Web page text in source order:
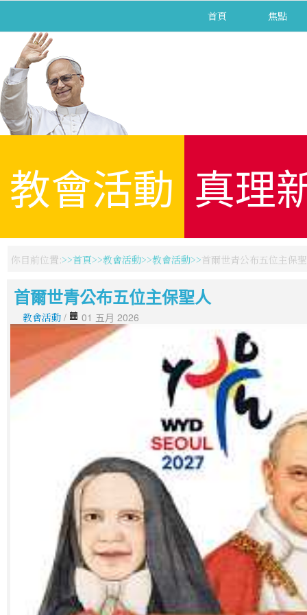
首頁 焦點
教會活動 真理
你目前位置: 首頁 教會活動 教會活動 首爾世青公布五位主保
首爾世青公布五位主保聖人
教會活動 / 01 五月 2026